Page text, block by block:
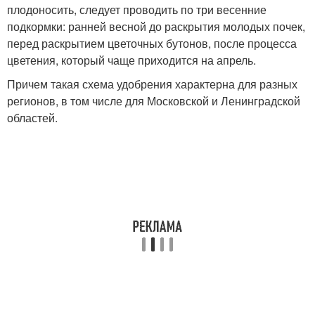
плодоносить, следует проводить по три весенние
подкормки: ранней весной до раскрытия молодых почек,
перед раскрытием цветочных бутонов, после процесса
цветения, который чаще приходится на апрель.
Причем такая схема удобрения характерна для разных
регионов, в том числе для Московской и Ленинградской
областей.